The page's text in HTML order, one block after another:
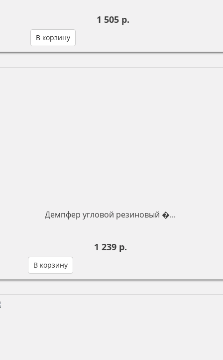
1 505 р.
В корзину
Демпфер угловой резиновый �...
1 239 р.
В корзину